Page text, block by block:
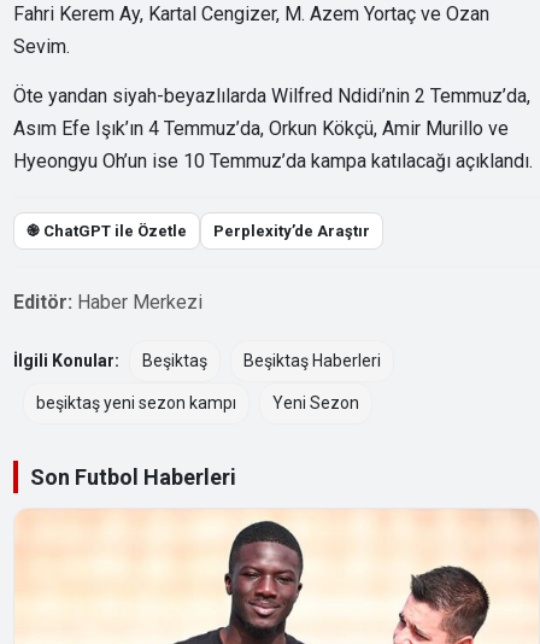
Fahri Kerem Ay, Kartal Cengizer, M. Azem Yortaç ve Ozan
Sevim.
Öte yandan siyah-beyazlılarda Wilfred Ndidi’nin 2 Temmuz’da,
Asım Efe Işık’ın 4 Temmuz’da, Orkun Kökçü, Amir Murillo ve
Hyeongyu Oh’un ise 10 Temmuz’da kampa katılacağı açıklandı.
֎ ChatGPT ile Özetle Perplexity’de Araştır
Editör: Haber Merkezi
İlgili Konular: Beşiktaş Beşiktaş Haberleri
beşiktaş yeni sezon kampı Yeni Sezon
Son Futbol Haberleri